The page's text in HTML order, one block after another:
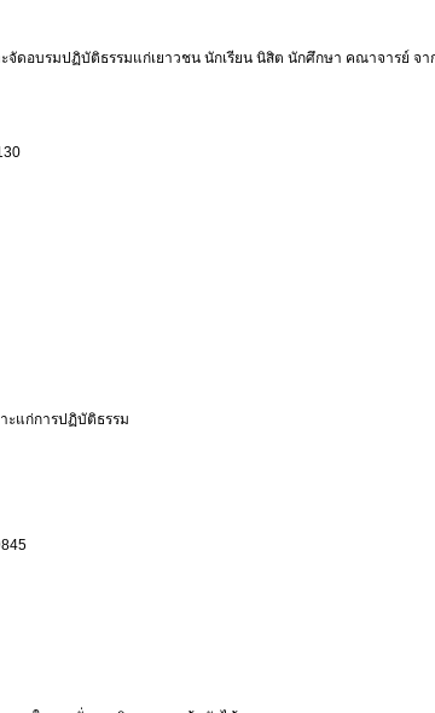
ดอบรมปฏิบัติธรรมแก่เยาวชน นักเรียน นิสิต นักศึกษา คณาจารย์ จา
ะแก่การปฏิบัติธรรม